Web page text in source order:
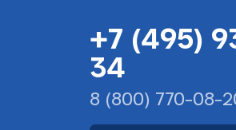
+7 (495)
34
8 (800) 770-08-